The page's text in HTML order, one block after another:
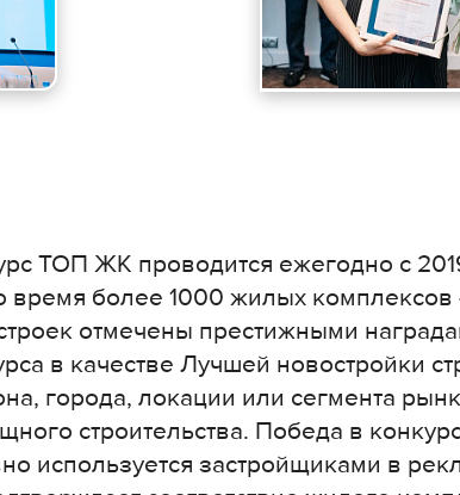
ТОП ЖК проводится ежегодно с
время более 1000 жилых комплексов
отмечены престижными
в качестве Лучшей новостройки
города, локации или сегмента
строительства. Победа в
используется застройщиками в